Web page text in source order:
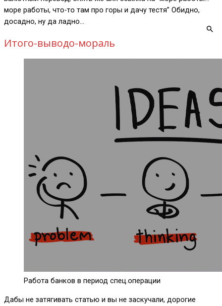
море работы, что-то там про горы и дачу тестя” Обидно,
досадно, ну да ладно…
Итого-выводо-мораль
Работа банков в период спец.операции
Дабы не затягивать статью и вы не заскучали, дорогие